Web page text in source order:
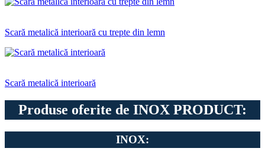
Scară metalică interioară cu trepte din lemn
Scară metalică interioară
Produse oferite de INOX PRODUCT:
INOX: